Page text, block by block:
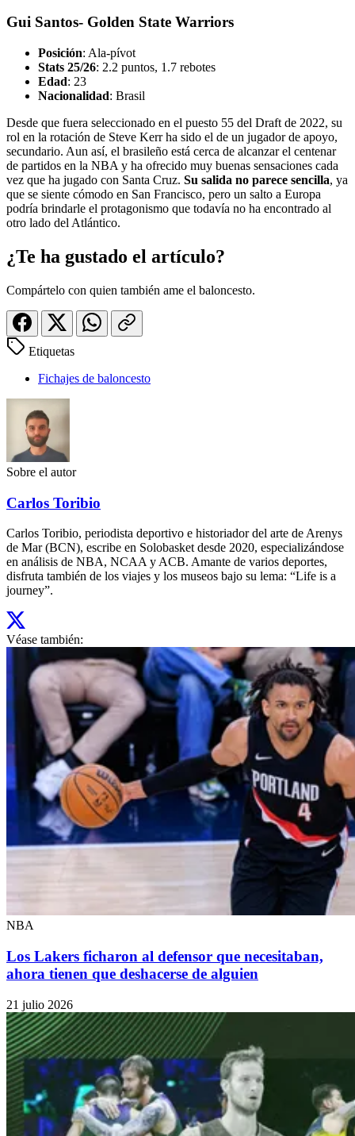
Gui Santos- Golden State Warriors
Posición: Ala-pívot
Stats 25/26: 2.2 puntos, 1.7 rebotes
Edad: 23
Nacionalidad: Brasil
Desde que fuera seleccionado en el puesto 55 del Draft de 2022, su
rol en la rotación de Steve Kerr ha sido el de un jugador de apoyo,
secundario. Aun así, el brasileño está cerca de alcanzar el centenar
de partidos en la NBA y ha ofrecido muy buenas sensaciones cada
vez que ha jugado con Santa Cruz. Su salida no parece sencilla, ya
que se siente cómodo en San Francisco, pero un salto a Europa
podría brindarle el protagonismo que todavía no ha encontrado al
otro lado del Atlántico.
¿Te ha gustado el artículo?
Compártelo con quien también ame el baloncesto.
Etiquetas
Fichajes de baloncesto
Sobre el autor
Carlos Toribio
Carlos Toribio, periodista deportivo e historiador del arte de Arenys
de Mar (BCN), escribe en Solobasket desde 2020, especializándose
en análisis de NBA, NCAA y ACB. Amante de varios deportes,
disfruta también de los viajes y los museos bajo su lema: “Life is a
journey”.
Véase también:
NBA
Los Lakers ficharon al defensor que necesitaban,
ahora tienen que deshacerse de alguien
21 julio 2026